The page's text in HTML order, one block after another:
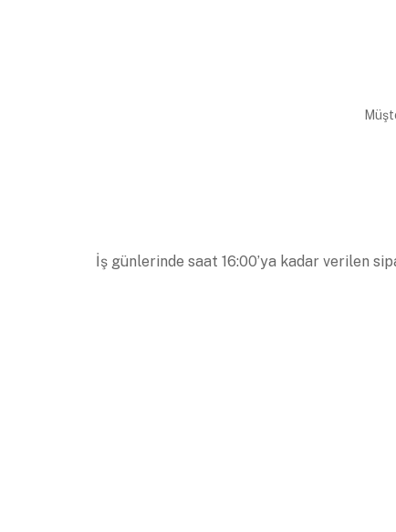
İş günlerinde saat 16:00’ya kadar verilen